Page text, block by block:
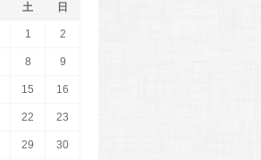
土 日
1 2
8 9
15 16
22 23
29 30